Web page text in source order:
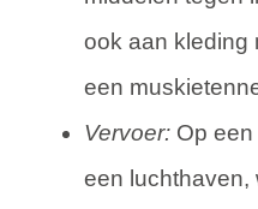
ook aan kleding
een
Vervoer: Op
een luchthaven,